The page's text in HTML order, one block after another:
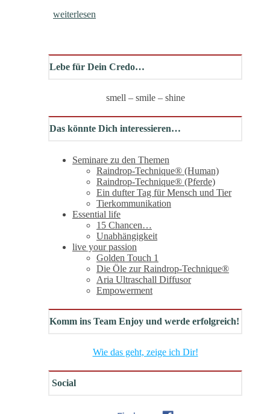
weiterlesen
Lebe für Dein Credo…
smell – smile – shine
Das könnte Dich interessieren…
Seminare zu den Themen
Raindrop-Technique® (Human)
Raindrop-Technique® (Pferde)
Ein dufter Tag für Mensch und Tier
Tierkommunikation
Essential life
15 Chancen…
Unabhängigkeit
live your passion
Golden Touch 1
Die Öle zur Raindrop-Technique®
Aria Ultraschall Diffusor
Empowerment
Komm ins Team Enjoy und werde erfolgreich!
Wie das geht, zeige ich Dir!
Social